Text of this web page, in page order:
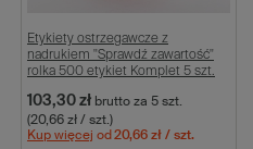
Etykiety ostrzegawcze z
nadrukiem "Sprawdź zawartość"
rolka 500 etykiet Komplet 5 szt.
103,30 zł brutto za 5 szt.
(20,66 zł / szt.)
Kup więcej od 20,66 zł / szt.